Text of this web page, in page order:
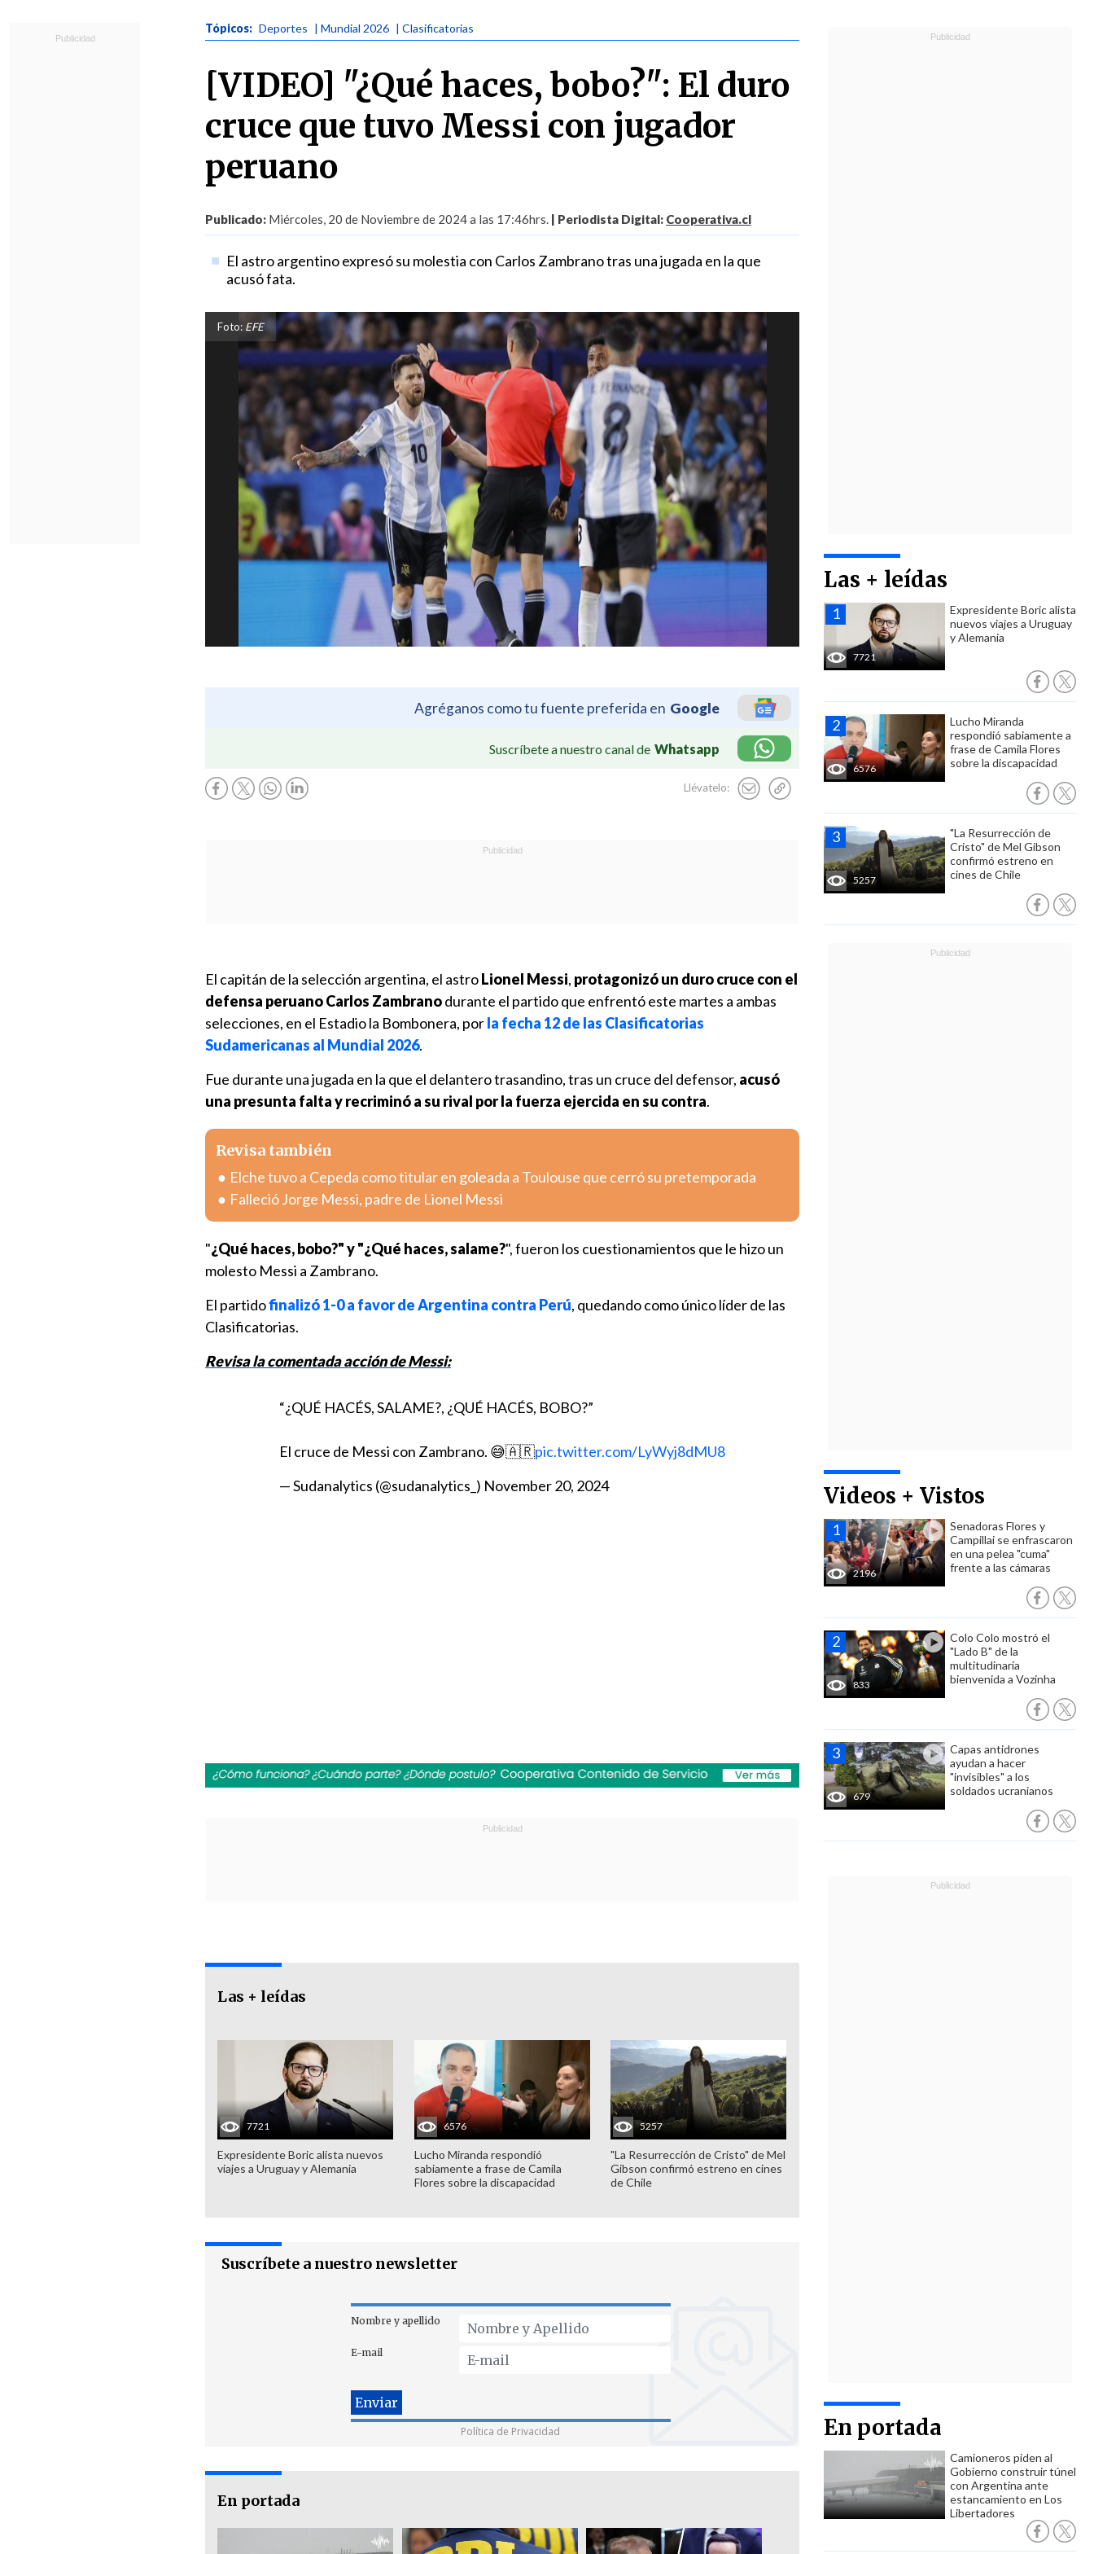
Tópicos: Deportes | Mundial 2026 | Clasificatorias
[VIDEO] "¿Qué haces, bobo?": El duro
cruce que tuvo Messi con jugador
peruano
Publicado: Miércoles, 20 de Noviembre de 2024 a las 17:46hrs. | Periodista Digital: Cooperativa.cl
El astro argentino expresó su molestia con Carlos Zambrano tras una jugada en la que
acusó fata.
Foto: EFE
Agréganos como tu fuente preferida en Google
Suscríbete a nuestro canal de Whatsapp
Llévatelo:
Las + leídas
7721
Expresidente Boric alista
nuevos viajes a Uruguay
y Alemania
6576
Lucho Miranda
respondió sabiamente a
frase de Camila Flores
sobre la discapacidad
5257
"La Resurrección de
Cristo" de Mel Gibson
confirmó estreno en
cines de Chile
Videos + Vistos
2196
Senadoras Flores y
Campillai se enfrascaron
en una pelea "cuma"
frente a las cámaras
833
Colo Colo mostró el
"Lado B" de la
multitudinaria
bienvenida a Vozinha
679
Capas antidrones
ayudan a hacer
"invisibles" a los
soldados ucranianos
En portada
Camioneros piden al
Gobierno construir túnel
con Argentina ante
estancamiento en Los
Libertadores
El capitán de la selección argentina, el astroLionel Messi, protagonizó un duro cruce con el
defensa peruano Carlos Zambranodurante el partido que enfrentó este martes a ambas
selecciones, en el Estadio la Bombonera, porla fecha 12 de las Clasificatorias
Sudamericanas al Mundial 2026.
Fue durante una jugada en la que el delantero trasandino, tras un cruce del defensor, acusó
una presunta falta y recriminó a su rival por la fuerza ejercida en su contra.
Revisa también
Elche tuvo a Cepeda como titular en goleada a Toulouse que cerró su pretemporada
Falleció Jorge Messi, padre de Lionel Messi
"¿Qué haces, bobo?" y "¿Qué haces, salame?", fueron los cuestionamientos que le hizo un
molesto Messi a Zambrano.
El partidofinalizó 1-0 a favor de Argentina contra Perú, quedando como único líder de las
Clasificatorias.
Revisa la comentada acción de Messi:
“¿QUÉ HACÉS, SALAME?, ¿QUÉ HACÉS, BOBO?”
El cruce de Messi con Zambrano. 😅🇦🇷pic.twitter.com/LyWyj8dMU8
— Sudanalytics (@sudanalytics_) November 20, 2024
Las + leídas
7721
Expresidente Boric alista nuevos
viajes a Uruguay y Alemania
6576
Lucho Miranda respondió
sabiamente a frase de Camila
Flores sobre la discapacidad
5257
"La Resurrección de Cristo" de Mel
Gibson confirmó estreno en cines
de Chile
Suscríbete a nuestro newsletter
Nombre y apellido
E-mail
Política de Privacidad
En portada